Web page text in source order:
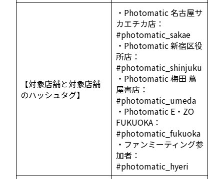
【対象店舗と対象店舗
のハッシュタグ】
・Photomatic 名古屋サ
カエチカ店：
#photomatic_sakae
・Photomatic 新宿区役
所店：
#photomatic_shinjuku
・Photomatic 梅田 蔦
屋書店：
#photomatic_umeda
・Photomatic E・ZO
FUKUOKA：
#photomatic_fukuoka
・ファンミーティング参
加者：
#photomatic_hyeri